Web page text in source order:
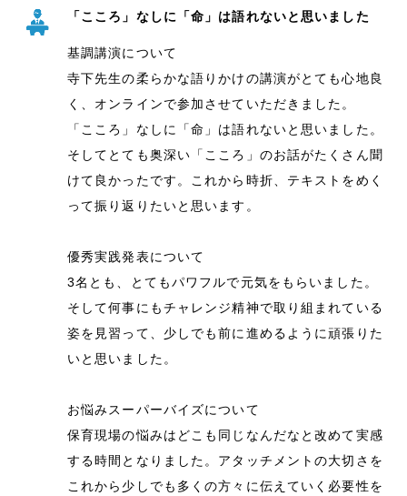
「こころ」なしに「命」は語れないと思いました
基調講演について
寺下先生の柔らかな語りかけの講演がとても心地良
く、オンラインで参加させていただきました。
「こころ」なしに「命」は語れないと思いました。
そしてとても奥深い「こころ」のお話がたくさん聞
けて良かったです。これから時折、テキストをめく
って振り返りたいと思います。
優秀実践発表について
3名とも、とてもパワフルで元気をもらいました。
そして何事にもチャレンジ精神で取り組まれている
姿を見習って、少しでも前に進めるように頑張りた
いと思いました。
お悩みスーパーバイズについて
保育現場の悩みはどこも同じなんだなと改めて実感
する時間となりました。アタッチメントの大切さを
これから少しでも多くの方々に伝えていく必要性を